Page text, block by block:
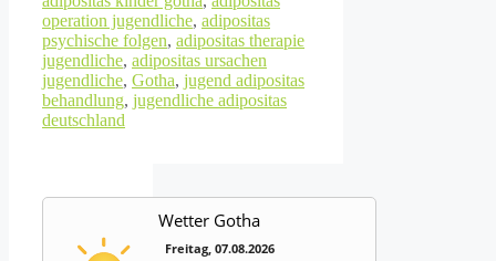
operation jugendliche, adipositas
psychische folgen, adipositas therapie
jugendliche, adipositas ursachen
jugendliche, Gotha, jugend adipositas
behandlung, jugendliche adipositas
deutschland
Wetter Gotha
Freitag, 07.08.2026